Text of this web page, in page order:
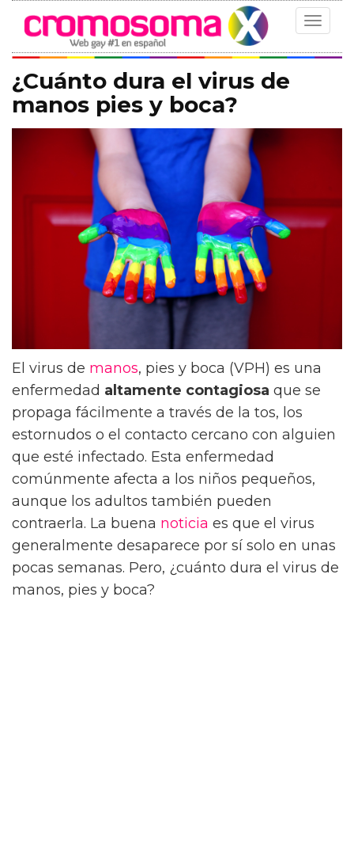
Toggle
¿Cuánto dura el virus de
manos pies y boca?
El virus de manos, pies y boca (VPH) es una
enfermedad altamente contagiosa que se
propaga fácilmente a través de la tos, los
estornudos o el contacto cercano con alguien
que esté infectado. Esta enfermedad
comúnmente afecta a los niños pequeños,
aunque los adultos también pueden
contraerla. La buena noticia es que el virus
generalmente desaparece por sí solo en unas
pocas semanas. Pero, ¿cuánto dura el virus de
manos, pies y boca?